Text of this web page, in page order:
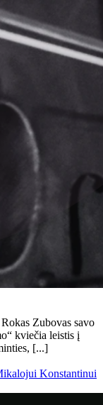
Zubovas savo
kviečia leistis į
[...]
Konstantinui